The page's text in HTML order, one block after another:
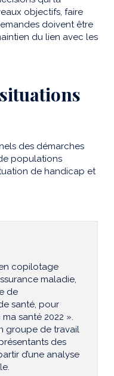
objectifs, faire
doivent être
du lien avec les
des démarches
populations
de handicap et
copilotage
maladie,
de
santé, pour
santé 2022 ».
groupe de travail
des
d’une analyse